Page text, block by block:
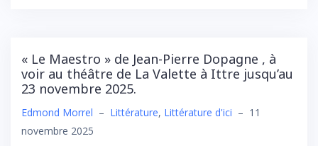
er
« Le Maestro » de Jean-Pierre Dopagne , à
voir au théâtre de La Valette à Ittre jusqu’au
23 novembre 2025.
Edmond Morrel – Littérature, Littérature d'ici – 11
novembre 2025